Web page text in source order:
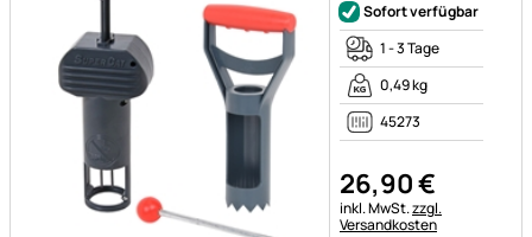
Sofort verfügbar
1 - 3 Tage
0,49 kg
45273
26,90€
Steuerhinweis:
inkl. MwSt.zzgl.
Versandkosten